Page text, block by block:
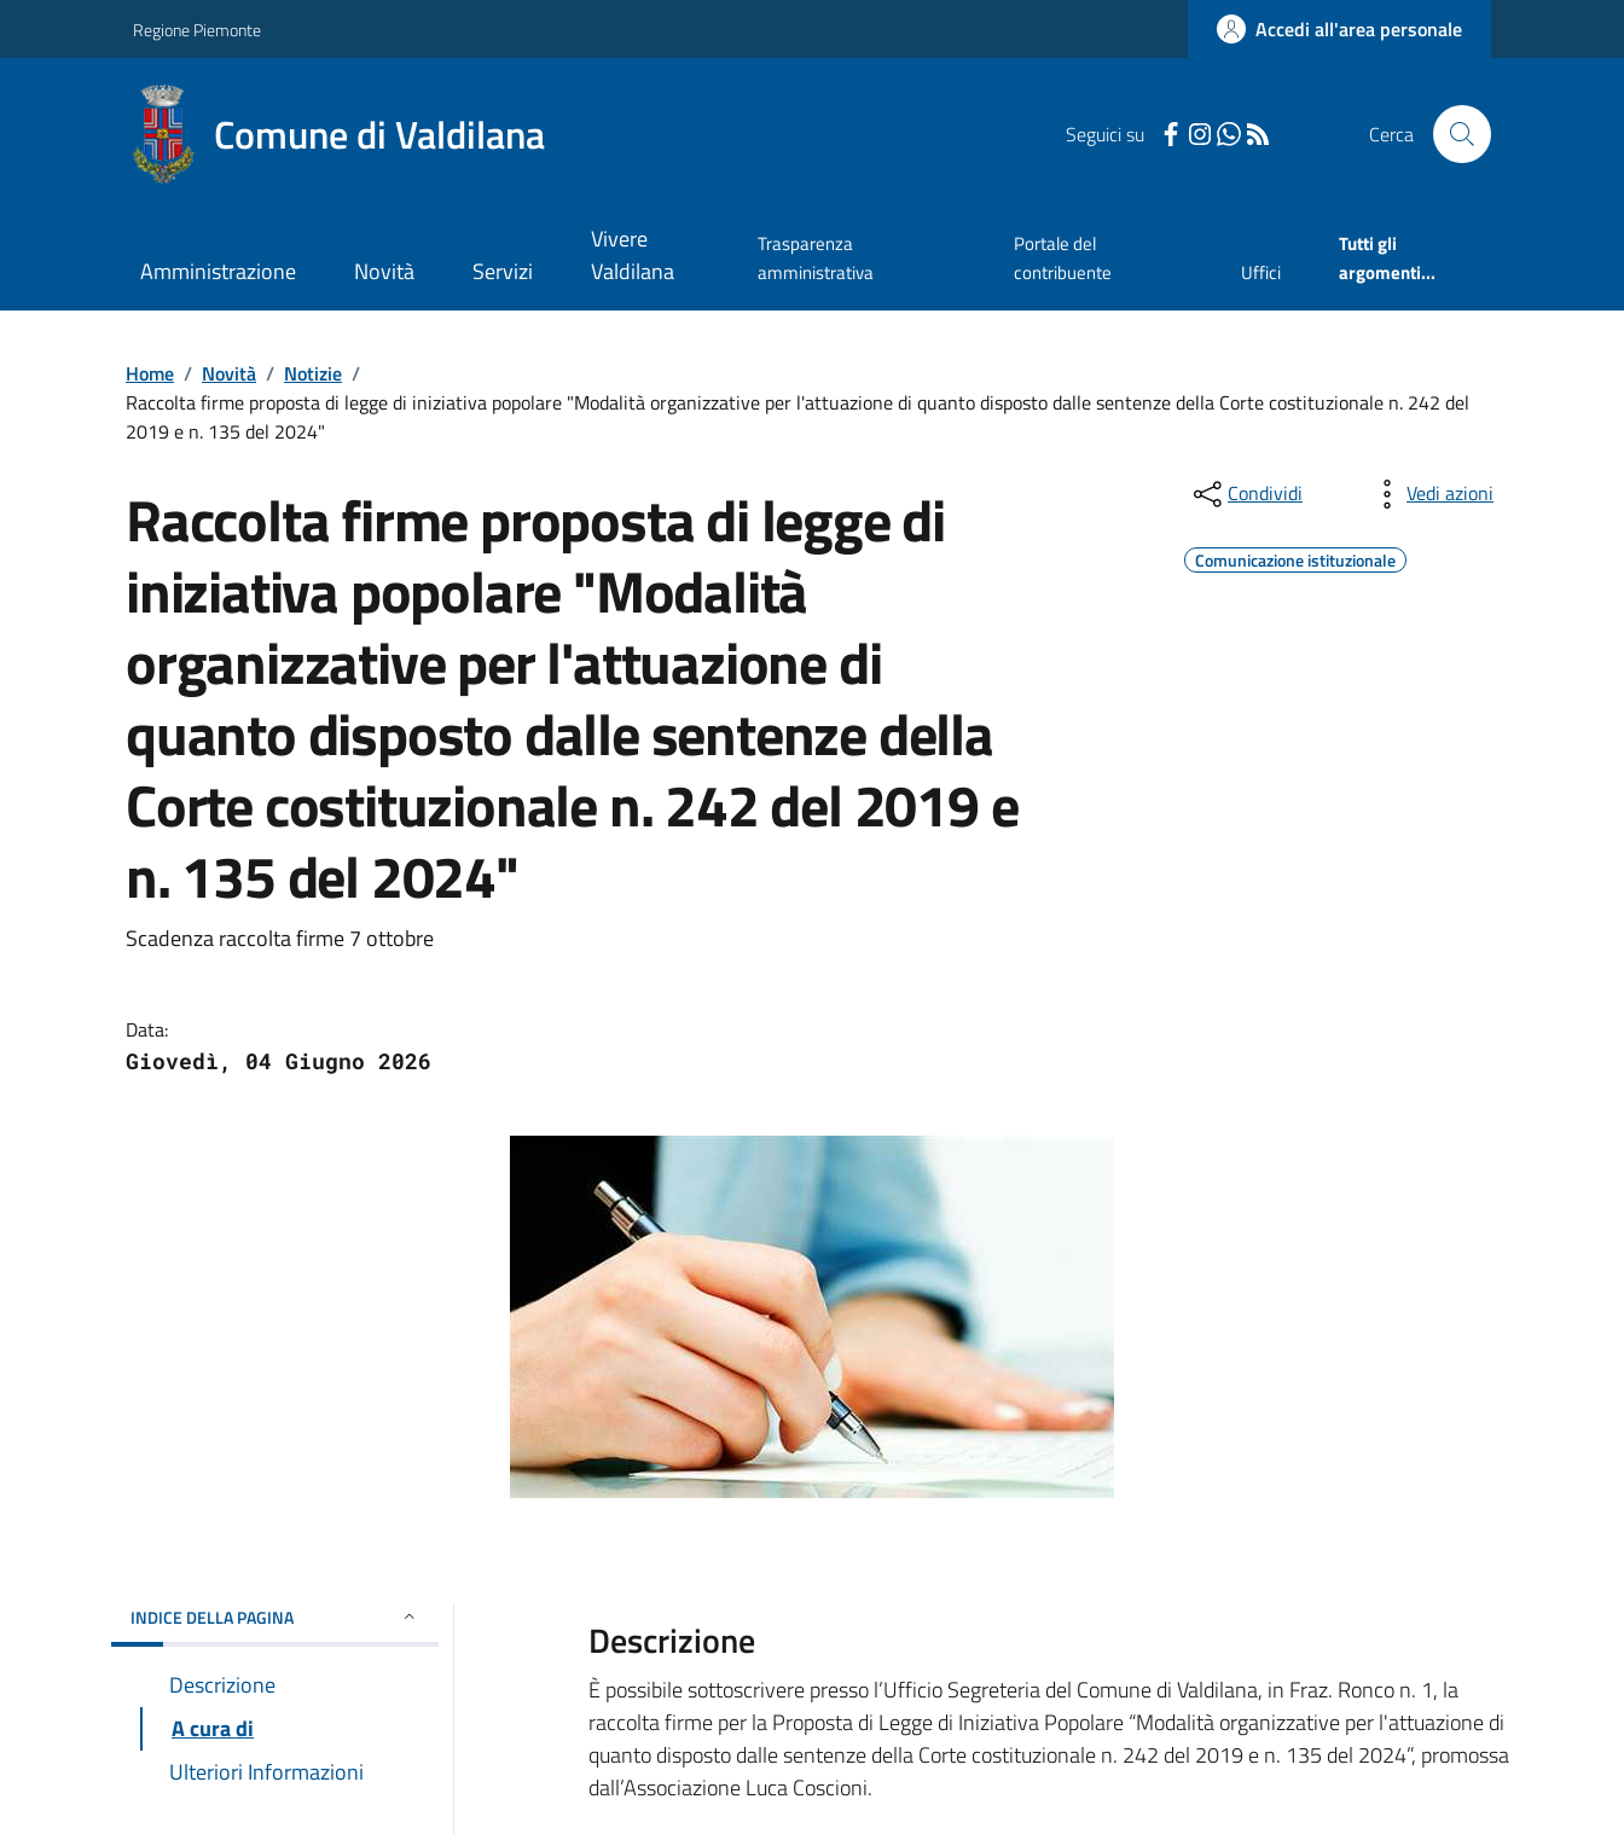
Regione Piemonte Accedi all'area personale
Comune di Valdilana Seguici su Cerca
Amministrazione Novità Servizi
Vivere
Valdilana
Trasparenza
amministrativa
Portale del
contribuente
Uffici
Tutti gli
argomenti...
Home / Novità / Notizie /
Raccolta firme proposta di legge di iniziativa popolare "Modalità organizzative per l'attuazione di quanto disposto dalle sentenze della Corte costituzionale n. 242 del
2019 e n. 135 del 2024"
Raccolta firme proposta di legge di
iniziativa popolare "Modalità
organizzative per l'attuazione di
quanto disposto dalle sentenze della
Corte costituzionale n. 242 del 2019 e
n. 135 del 2024"
Scadenza raccolta firme 7 ottobre
Data:
Giovedì, 04 Giugno 2026
Condividi Vedi azioni
Comunicazione istituzionale
INDICE DELLA PAGINA
Descrizione
A cura di
Ulteriori Informazioni
Descrizione
È possibile sottoscrivere presso l’Ufficio Segreteria del Comune di Valdilana, in Fraz. Ronco n. 1, la
raccolta firme per la Proposta di Legge di Iniziativa Popolare “Modalità organizzative per l'attuazione di
quanto disposto dalle sentenze della Corte costituzionale n. 242 del 2019 e n. 135 del 2024”, promossa
dall’Associazione Luca Coscioni.